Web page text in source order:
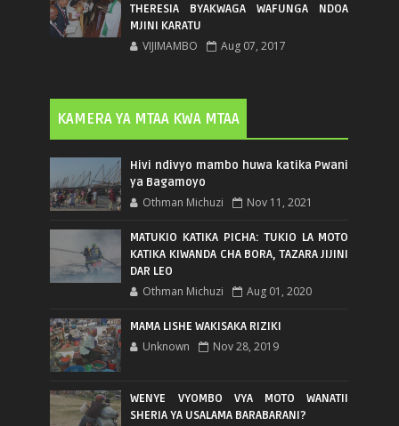
THERESIA BYAKWAGA WAFUNGA NDOA
MJINI KARATU
VIJIMAMBO Aug 07, 2017
KAMERA YA MTAA KWA MTAA
Hivi ndivyo mambo huwa katika Pwani
ya Bagamoyo
Othman Michuzi Nov 11, 2021
MATUKIO KATIKA PICHA: TUKIO LA MOTO
KATIKA KIWANDA CHA BORA, TAZARA JIJINI
DAR LEO
Othman Michuzi Aug 01, 2020
MAMA LISHE WAKISAKA RIZIKI
Unknown Nov 28, 2019
WENYE VYOMBO VYA MOTO WANATII
SHERIA YA USALAMA BARABARANI?